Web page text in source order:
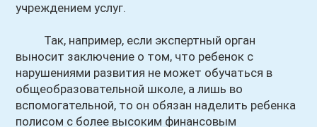
учреждением услуг.
Так, например, если экспертный орган
выносит заключение о том, что ребенок с
нарушениями развития не может обучаться в
общеобразовательной школе, а лишь во
вспомогательной, то он обязан наделить ребенка
полисом с более высоким финансовым